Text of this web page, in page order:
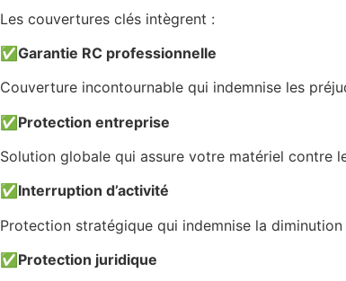
Les couvertures clés intègrent :
✅Garantie RC professionnelle
Couverture incontournable qui indemnise les
✅Protection entreprise
Solution globale qui assure votre matériel contre
✅ Interruption d’activité
Protection stratégique qui indemnise la
✅ Protection juridique